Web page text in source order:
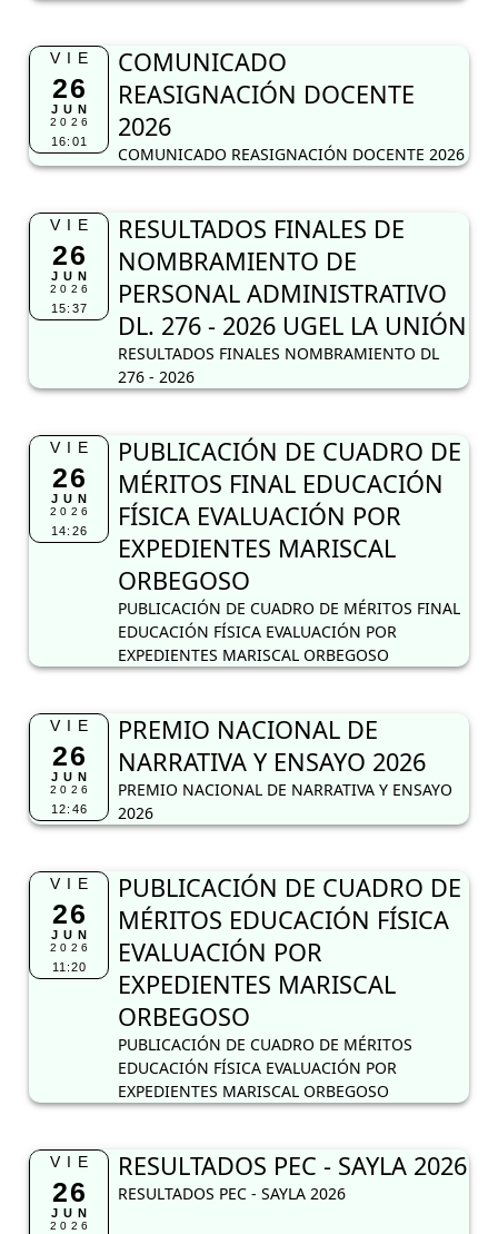
VIE
26
JUN
2026
16:01
COMUNICADO
REASIGNACIÓN DOCENTE
2026
COMUNICADO REASIGNACIÓN DOCENTE 2026
VIE
26
JUN
2026
15:37
RESULTADOS FINALES DE
NOMBRAMIENTO DE
PERSONAL ADMINISTRATIVO
DL. 276 - 2026 UGEL LA UNIÓN
RESULTADOS FINALES NOMBRAMIENTO DL
276 - 2026
VIE
26
JUN
2026
14:26
PUBLICACIÓN DE CUADRO DE
MÉRITOS FINAL EDUCACIÓN
FÍSICA EVALUACIÓN POR
EXPEDIENTES MARISCAL
ORBEGOSO
PUBLICACIÓN DE CUADRO DE MÉRITOS FINAL
EDUCACIÓN FÍSICA EVALUACIÓN POR
EXPEDIENTES MARISCAL ORBEGOSO
VIE
26
JUN
2026
12:46
PREMIO NACIONAL DE
NARRATIVA Y ENSAYO 2026
PREMIO NACIONAL DE NARRATIVA Y ENSAYO
2026
VIE
26
JUN
2026
11:20
PUBLICACIÓN DE CUADRO DE
MÉRITOS EDUCACIÓN FÍSICA
EVALUACIÓN POR
EXPEDIENTES MARISCAL
ORBEGOSO
PUBLICACIÓN DE CUADRO DE MÉRITOS
EDUCACIÓN FÍSICA EVALUACIÓN POR
EXPEDIENTES MARISCAL ORBEGOSO
VIE
26
JUN
2026
RESULTADOS PEC - SAYLA 2026
RESULTADOS PEC - SAYLA 2026